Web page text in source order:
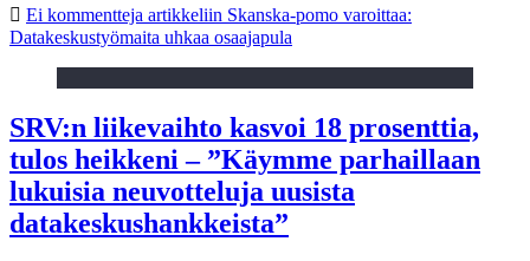
Ei kommentteja artikkeliin Skanska-pomo varoittaa:
Datakeskustyömaita uhkaa osaajapula
SRV:n liikevaihto kasvoi 18 prosenttia,
tulos heikkeni – ”Käymme parhaillaan
lukuisia neuvotteluja uusista
datakeskushankkeista”